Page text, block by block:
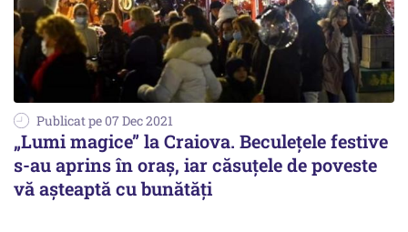
Publicat pe 07 Dec 2021
„Lumi magice” la Craiova. Beculețele festive
s-au aprins în oraș, iar căsuțele de poveste
vă așteaptă cu bunătăți